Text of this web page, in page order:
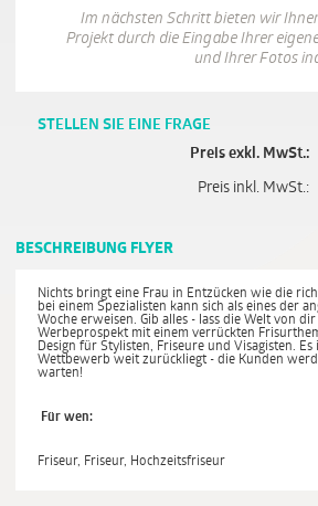
Im nächsten Schritt bieten wir
Projekt durch die Eingabe Ihrer
und Ihrer Fotos
STELLEN SIE EINE FRAGE
Preis exkl. MwSt.:
Preis inkl. MwSt.:
BESCHREIBUNG FLYER
Nichts bringt eine Frau in Entzücken wie die
bei einem Spezialisten kann sich als eines der
Woche erweisen. Gib alles - lass die Welt von
Werbeprospekt mit einem verrückten
Design für Stylisten, Friseure und Visagisten. Es
Wettbewerb weit zurückliegt - die Kunden
warten!
Für wen:
Friseur, Friseur, Hochzeitsfriseur